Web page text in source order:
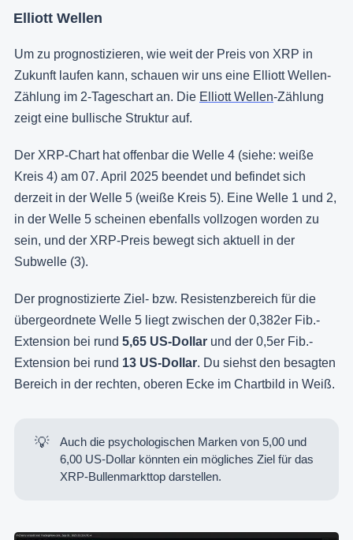
Elliott Wellen
Um zu prognostizieren, wie weit der Preis von XRP in
Zukunft laufen kann, schauen wir uns eine Elliott Wellen-
Zählung im 2-Tageschart an. Die Elliott Wellen-Zählung
zeigt eine bullische Struktur auf.
Der XRP-Chart hat offenbar die Welle 4 (siehe: weiße
Kreis 4) am 07. April 2025 beendet und befindet sich
derzeit in der Welle 5 (weiße Kreis 5). Eine Welle 1 und 2,
in der Welle 5 scheinen ebenfalls vollzogen worden zu
sein, und der XRP-Preis bewegt sich aktuell in der
Subwelle (3).
Der prognostizierte Ziel- bzw. Resistenzbereich für die
übergeordnete Welle 5 liegt zwischen der 0,382er Fib.-
Extension bei rund 5,65 US-Dollar und der 0,5er Fib.-
Extension bei rund 13 US-Dollar. Du siehst den besagten
Bereich in der rechten, oberen Ecke im Chartbild in Weiß.
💡
Auch die psychologischen Marken von 5,00 und
6,00 US-Dollar könnten ein mögliches Ziel für das
XRP-Bullenmarkttop darstellen.